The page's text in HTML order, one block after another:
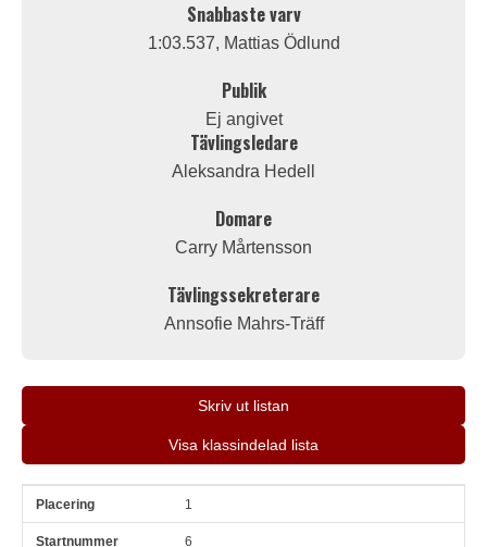
Snabbaste varv
1:03.537, Mattias Ödlund
Publik
Ej angivet
Tävlingsledare
Aleksandra Hedell
Domare
Carry Mårtensson
Tävlingssekreterare
Annsofie Mahrs-Träff
Skriv ut listan
Visa klassindelad lista
Pl Snr 1
6